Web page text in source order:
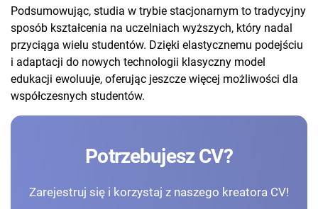
Podsumowując, studia w trybie stacjonarnym to tradycyjny
sposób kształcenia na uczelniach wyższych, który nadal
przyciąga wielu studentów. Dzięki elastycznemu podejściu
i adaptacji do nowych technologii klasyczny model
edukacji ewoluuje, oferując jeszcze więcej możliwości dla
współczesnych studentów.
Potrzebujesz CV?
Zarejestruj się i korzystaj z naszego kreatora CV!